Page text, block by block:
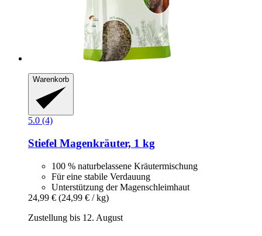
Warenkorb
5.0 (4)
Stiefel Magenkräuter, 1 kg
100 % naturbelassene Kräutermischung
Für eine stabile Verdauung
Unterstützung der Magenschleimhaut
24,99 € (24,99 € / kg)
Zustellung bis 12. August